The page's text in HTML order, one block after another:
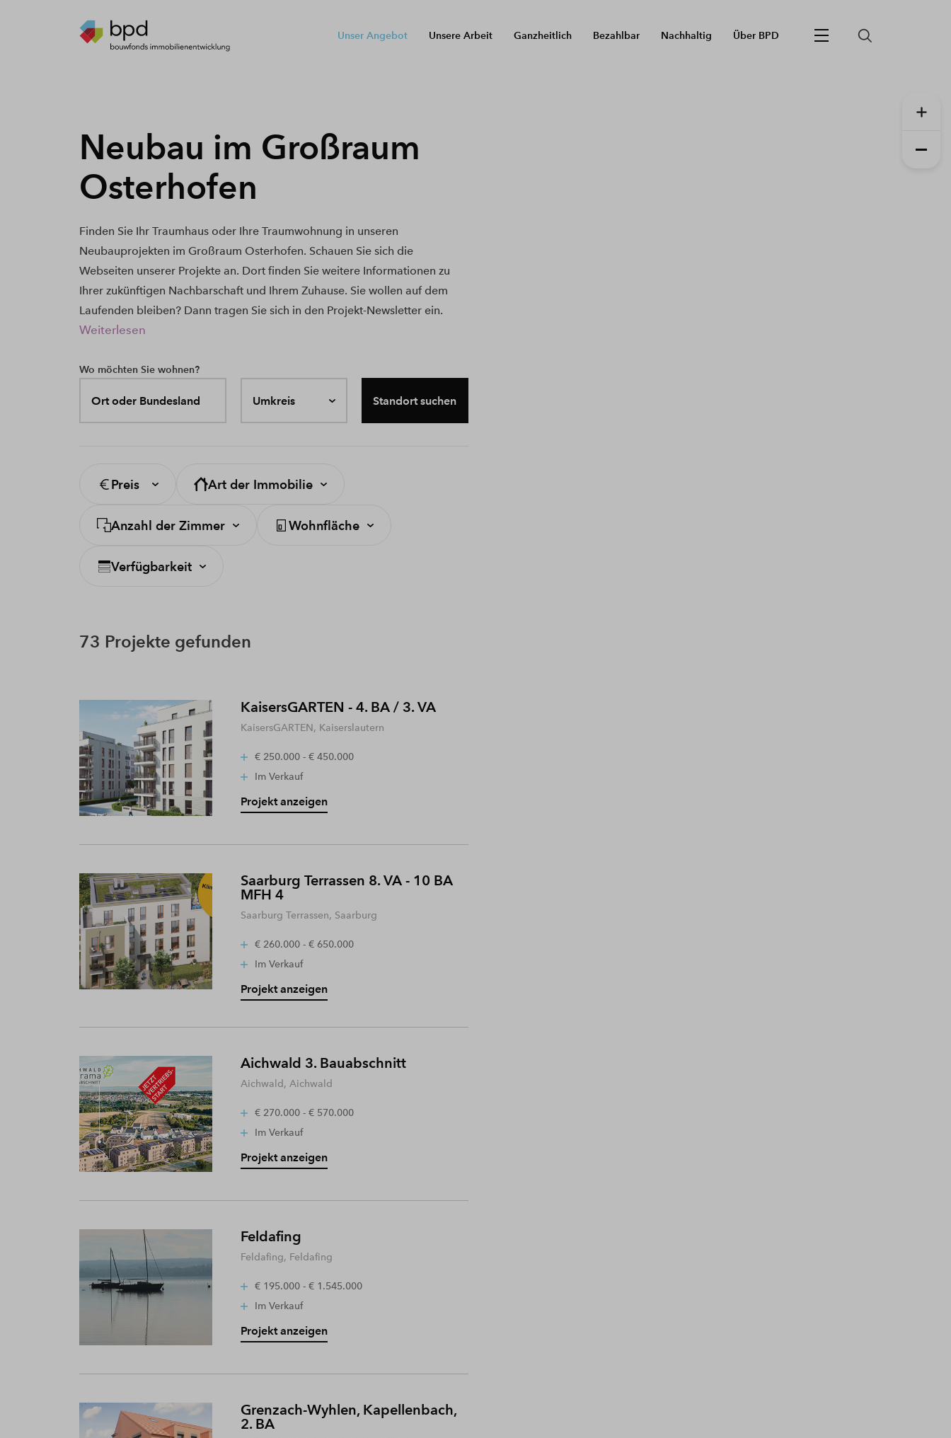
Unser Angebot Unsere Arbeit Ganzheitlich Bezahlbar Nachhaltig Über BPD
Neubau im Großraum
Osterhofen
Finden Sie Ihr Traumhaus oder Ihre Traumwohnung in unseren
Neubauprojekten im Großraum Osterhofen. Schauen Sie sich die
Webseiten unserer Projekte an. Dort finden Sie weitere Informationen zu
Ihrer zukünftigen Nachbarschaft und Ihrem Zuhause. Sie wollen auf dem
Laufenden bleiben? Dann tragen Sie sich in den Projekt-Newsletter ein.
Weiterlesen
Wo möchten Sie wohnen?
Ort oder Bundesland Umkreis Standort suchen
Preis Art der Immobilie
Anzahl der Zimmer Wohnfläche
Verfügbarkeit
73 Projekte gefunden
KaisersGARTEN - 4. BA / 3. VA
KaisersGARTEN, Kaiserslautern
€ 250.000 - € 450.000
Im Verkauf
Projekt anzeigen
Saarburg Terrassen 8. VA - 10 BA
MFH 4
Saarburg Terrassen, Saarburg
€ 260.000 - € 650.000
Im Verkauf
Projekt anzeigen
Aichwald 3. Bauabschnitt
Aichwald, Aichwald
€ 270.000 - € 570.000
Im Verkauf
Projekt anzeigen
Feldafing
Feldafing, Feldafing
€ 195.000 - € 1.545.000
Im Verkauf
Projekt anzeigen
Grenzach-Wyhlen, Kapellenbach,
2. BA